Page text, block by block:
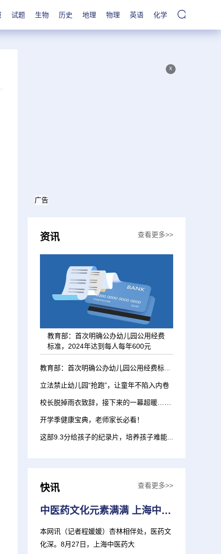
试题 生物 历史 地理 物理 英语 化学
x
广告
资讯 查看更多>>
教育部：首次明确公办幼儿园公用经费
标准，2024年达到每人每年600元
教育部：首次明确公办幼儿园公用经费标准，2024年达到每人每年600元
立法禁止幼儿园“抢跑”，让童年不陷入内卷
校长脱掉雨衣致辞，接下来的一幕超暖……
开学季健康宝典，老师家长必看！
这部9.3分给孩子的纪录片，培养孩子难能可贵的同理心
快讯 查看更多>>
中医药文化元素满满 上海中医大推出新生大礼包
本网讯（记者程媛媛）杏林相伴处，医药文
化深。8月27日，上海中医药大